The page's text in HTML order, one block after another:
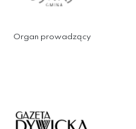
Organ prowadzący